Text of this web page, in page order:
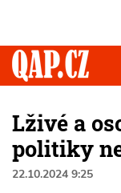
Lživé a
politiky
22.10.2024 9:25